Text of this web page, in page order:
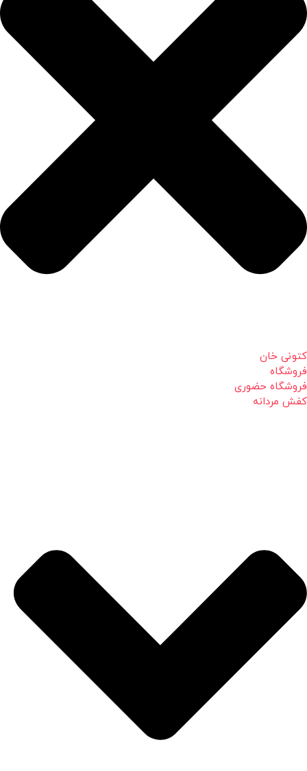
کتونی خان
فروشگاه
فروشگاه حضوری
کفش مردانه